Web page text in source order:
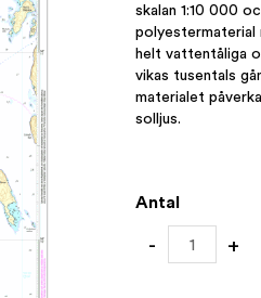
skalan 1:10 000
polyestermaterial
helt vattentåliga
vikas tusentals
materialet
solljus.
Antal
-
622-
Fyrudden
+